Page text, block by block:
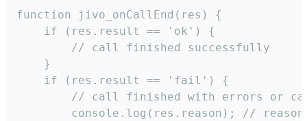
function jivo_onCallEnd(res) {
    if (res.result == 'ok') {
        // call finished successfully
    }
    if (res.result == 'fail') {
// call finished with errors or
console.log(res.reason); //